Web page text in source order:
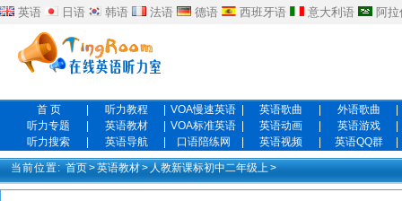
英语 日语 韩语 法语 德语 西班牙语 意大利语 阿
首 页 听力教程 VOA慢速英语 英语歌曲 外语歌曲
听力专题
英语教材 VOA标准英语 英语动画 英语游戏
听力搜索
英语导航 口语陪练网 英语视频 英语QQ群
当前位置: 首页>英语教材> 人教新课标初中二年级上>